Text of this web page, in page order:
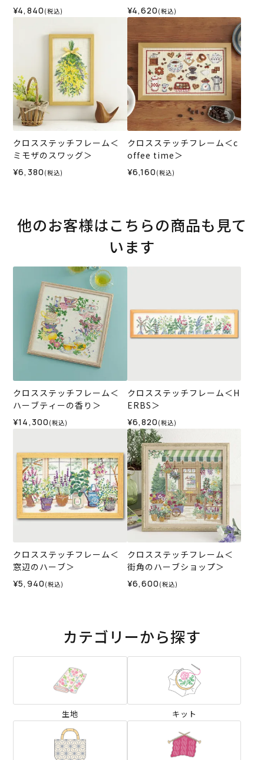
¥4,840 (税込) ¥4,620 (税込)
クロスステッチフレーム＜
ミモザのスワッグ＞
¥6,380 (税込)
クロスステッチフレーム＜c
offee time＞
¥6,160 (税込)
他のお客様はこちらの商品も見て
います
クロスステッチフレーム＜
ハーブティーの香り＞
¥14,300 (税込)
クロスステッチフレーム＜H
ERBS＞
¥6,820 (税込)
クロスステッチフレーム＜
窓辺のハーブ＞
¥5,940 (税込)
クロスステッチフレーム＜
街角のハーブショップ＞
¥6,600 (税込)
カテゴリーから探す
生地 キット